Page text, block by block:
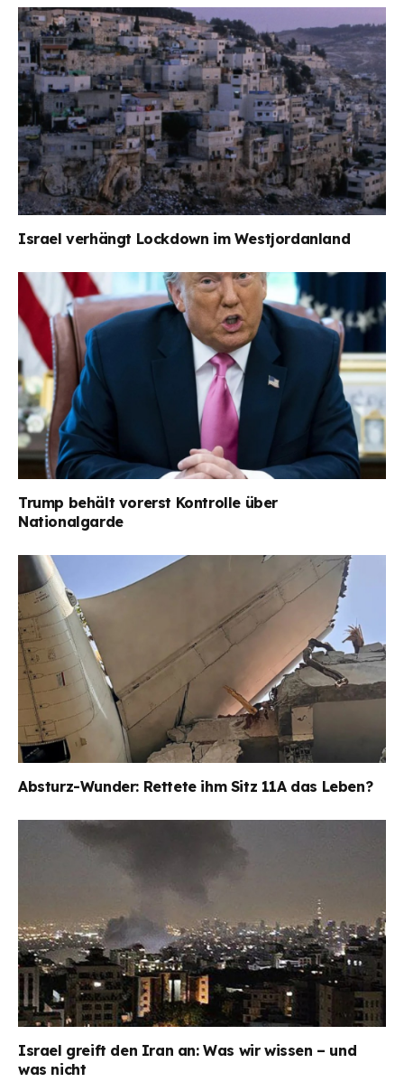
Israel verhängt Lockdown im Westjordanland
Trump behält vorerst Kontrolle über
Nationalgarde
Absturz-Wunder: Rettete ihm Sitz 11A das Leben?
Israel greift den Iran an: Was wir wissen – und
was nicht